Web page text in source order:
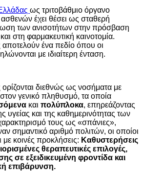
ως τριτοβάθμιο όργανο
έχει θέσει ως σταθερή
των ανισοτήτων στην πρόσβαση
στη φαρμακευτική καινοτομία.
ένα πεδίο όπου οι
με ιδιαίτερη ένταση.
διεθνώς ως νοσήματα με
γενικό πληθυσμό, τα οποία
και πολύπλοκα, επηρεάζοντας
υγείας και της καθημερινότητας των
τους ως «σπάνιες»,
σημαντικό αριθμό πολιτών, οι οποίοι
με κοινές προκλήσεις: Καθυστερήσεις
θεραπευτικές επιλογές,
σε εξειδικευμένη φροντίδα και
επιβάρυνση.